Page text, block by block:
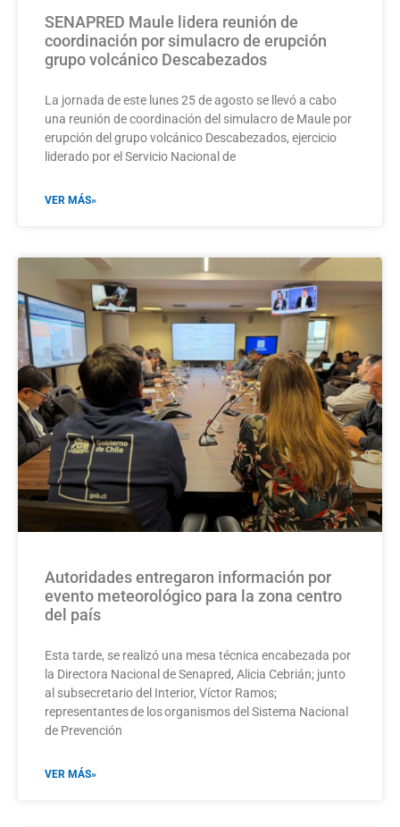
SENAPRED Maule lidera reunión de
coordinación por simulacro de erupción
grupo volcánico Descabezados
La jornada de este lunes 25 de agosto se llevó a cabo
una reunión de coordinación del simulacro de Maule por
erupción del grupo volcánico Descabezados, ejercicio
liderado por el Servicio Nacional de
VER MÁS»
Autoridades entregaron información por
evento meteorológico para la zona centro
del país
Esta tarde, se realizó una mesa técnica encabezada por
la Directora Nacional de Senapred, Alicia Cebrián; junto
al subsecretario del Interior, Víctor Ramos;
representantes de los organismos del Sistema Nacional
de Prevención
VER MÁS»